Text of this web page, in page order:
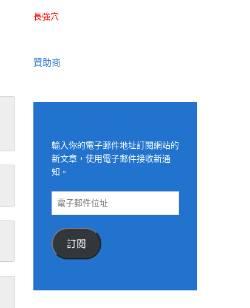
長強穴
贊助商
輸入你的電子郵件地址訂閱網站的
新文章，使用電子郵件接收新通
知。
電
件
位
訂閱